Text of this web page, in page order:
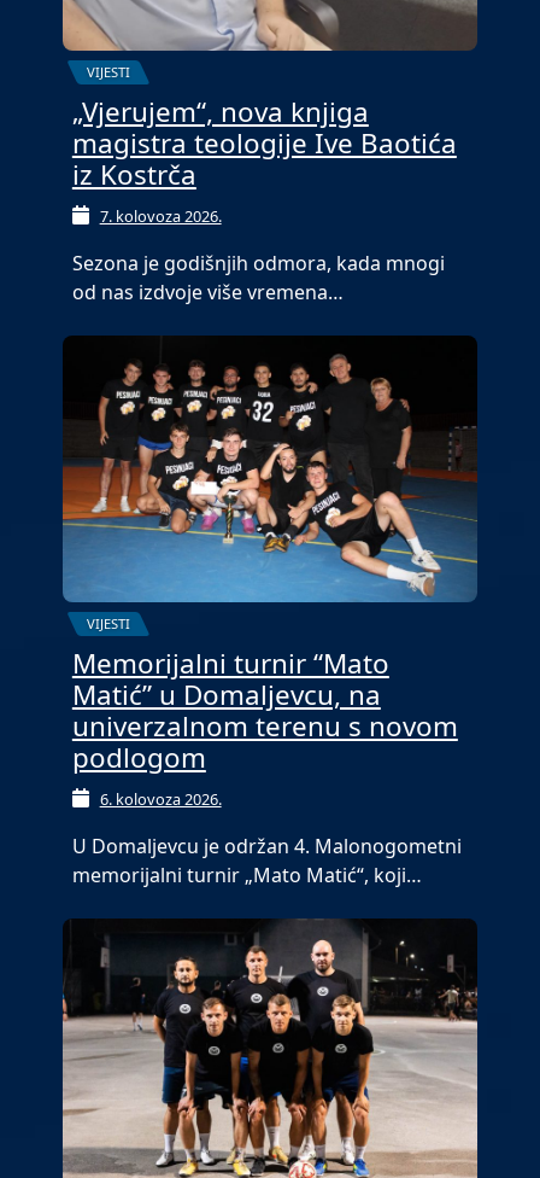
VIJESTI
„Vjerujem“, nova knjiga
magistra teologije Ive Baotića
iz Kostrča
7. kolovoza 2026.
Sezona je godišnjih odmora, kada mnogi
od nas izdvoje više vremena…
VIJESTI
Memorijalni turnir “Mato
Matić” u Domaljevcu, na
univerzalnom terenu s novom
podlogom
6. kolovoza 2026.
U Domaljevcu je održan 4. Malonogometni
memorijalni turnir „Mato Matić“, koji…